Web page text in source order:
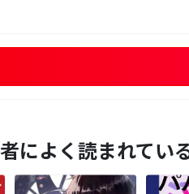
によく読まれてい